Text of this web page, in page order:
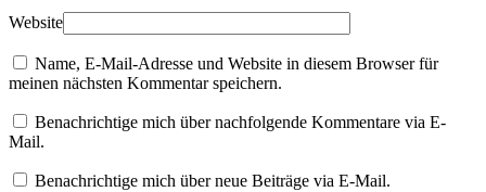
Website
Name, E-Mail-Adresse und Website in diesem Browser für
meinen nächsten Kommentar speichern.
Benachrichtige mich über nachfolgende Kommentare via E-
Mail.
Benachrichtige mich über neue Beiträge via E-Mail.